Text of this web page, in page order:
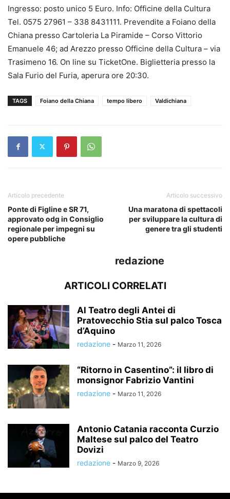
Ingresso: posto unico 5 Euro. Info: Officine della Cultura
Tel. 0575 27961 – 338 8431111. Prevendite a Foiano della
Chiana presso Cartoleria La Piramide – Corso Vittorio
Emanuele 46; ad Arezzo presso Officine della Cultura – via
Trasimeno 16. On line su TicketOne. Biglietteria presso la
Sala Furio del Furia, aperura ore 20:30.
TAGS Foiano della Chiana tempo libero Valdichiana
Articolo precedente
Ponte di Figline e SR 71,
approvato odg in Consiglio
regionale per impegni su
opere pubbliche
Articolo successivo
Una maratona di spettacoli
per sviluppare la cultura di
genere tra gli studenti
redazione
ARTICOLI CORRELATI
Al Teatro degli Antei di
Pratovecchio Stia sul palco Tosca
d’Aquino
redazione - Marzo 11, 2026
“Ritorno in Casentino”: il libro di
monsignor Fabrizio Vantini
redazione - Marzo 11, 2026
Antonio Catania racconta Curzio
Maltese sul palco del Teatro
Dovizi
redazione - Marzo 9, 2026